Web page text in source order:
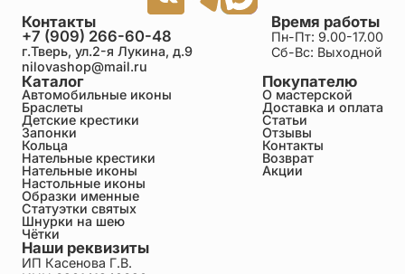
Каталог
Автомобильные иконы
Браслеты
Детские крестики
Запонки
Кольца
Нательные крестики
Нательные иконы
Настольные иконы
Образки именные
Статуэтки святых
Шнурки на шею
Чётки
Покупателю
О мастерской
Доставка и оплата
Статьи
Отзывы
Контакты
Возврат
Акции
Время работы
Пн-Пт: 9.00-17.00
Сб-Вс: Выходной
Контакты
+7 (909) 266-60-48
г.Тверь, ул.2-я Лукина, д.9
nilovashop@mail.ru
Наши реквизиты
ИП Касенова Г.В.